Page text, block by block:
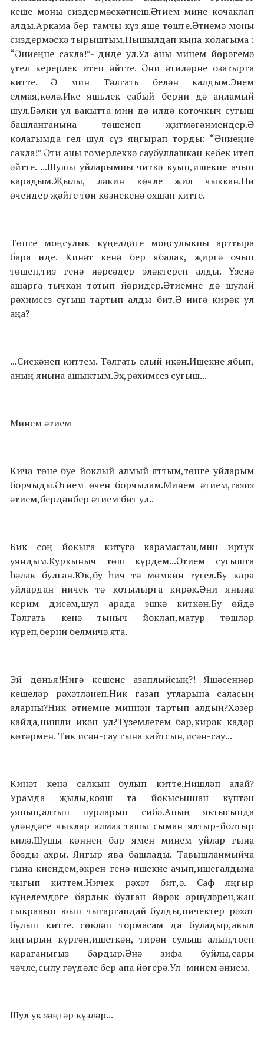
кеше моны сиздермәскәтиеш.Әтием мине кочаклап
алды.Аркама бер тамчы күз яше төште.Әтиемә моны
сиздермәскә тырыштым.Пышылдап кына колагыма :
“Әниеңне сакла!”- диде ул.Ул аны минем йөрәгемә
үтел керерлек итеп әйтте. Әни әтиләрне озатырга
китте. Ә мин Тәлгать белән калдым.Энем
елмая,көлә.Ике яшьлек сабый берни дә аңламый
шул.Бәлки ул вакытта мин дә илдә коточкыч сугыш
башланганына төшенеп җитмәгәнмендер.Ә
колагымда гел шул сүз яңгырап торды: “Әниеңне
сакла!” Әти аны гомерлеккә саубуллашкан кебек итеп
әйтте. ...Шушы уйларымны читкә куып,ишекне ачып
карадым.Җылы, ләкин көчле җил чыккан.Ни
өчендер җәйге төн көзнекенә охшап китте.
Төнге моңсулык күңелдәге моңсулыкны арттыра
бара иде. Кинәт кенә бер ябалак, җиргә очып
төшеп,тиз генә нәрсәдер эләктереп алды. Үзенә
ашарга тычкан тотып йөридер.Әтиемне дә шулай
рәхимсез сугыш тартып алды бит.Ә нигә кирәк ул
аңа?
...Сискәнеп киттем. Тәлгать елый икән.Ишекне ябып,
аның янына ашыктым.Эх,рәхимсез сугыш...
Минем әтием
Кичә төне буе йоклый алмый яттым,төнге уйларым
борчыды.Әтием өчен борчылам.Минем әтием,газиз
әтием,бердәнбер әтием бит ул..
Бик соң йокыга китүгә карамастан,мин иртүк
уяндым.Куркыныч төш күрдем...Әтием сугышта
һәлак булган.Юк,бу һич тә мөмкин түгел.Бу кара
уйлардан ничек тә котылырга кирәк.Әни янына
керим дисәм,шул арада эшкә киткән.Бу өйдә
Тәлгать кенә тыныч йоклап,матур төшләр
күреп,берни белмичә ята.
Эй дөнья!Нигә кешене азаплыйсың?! Яшәсеннәр
кешеләр рәхәтләнеп.Ник газап утларына саласың
аларны?Ник әтиемне миннән тартып алдың?Хәзер
кайда,нишли икән ул?Түземлегем бар,кирәк кадәр
көтәрмен. Тик исән-сау гына кайтсын,исән-сау...
Кинәт кенә салкын булып китте.Нишләп алай?
Урамда җылы,кояш та йокысыннан күптән
уянып,алтын нурларын сибә.Аның яктысында
үләндәге чыклар алмаз ташы сыман ялтыр-йолтыр
килә.Шушы көннең бар ямен минем уйлар гына
бозды ахры. Яңгыр ява башлады. Тавышланмыйча
гына киендем,әкрен генә ишекне ачып,ишегалдына
чыгып киттем.Ничек рәхәт бит,ә. Саф яңгыр
күңелемдәге барлык булган йөрәк әрнүләрен,җан
сыкравын юып чыгаргандай булды,ничектер рәхәт
булып китте. сөвләп тормасам да буладыр,авыл
яңгырын күргән,ишеткән, тирән сулыш алып,тоеп
караганыгыз бардыр.Әнә зифа буйлы,сары
чәчле,сылу гәүдәле бер апа йөгерә.Ул- минем әнием.
Шул ук зәңгәр күзләр...